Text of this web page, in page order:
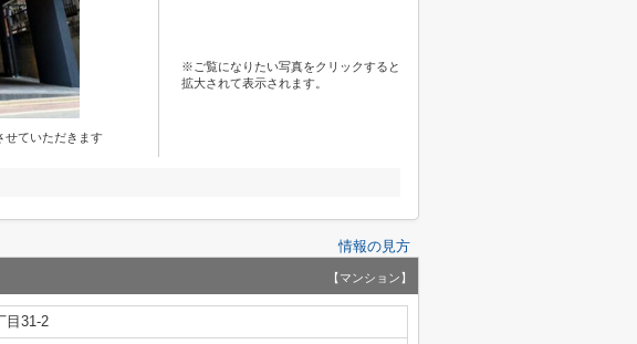
せていただきます
※ご覧になりたい写真をクリックすると
拡大されて表示されます。
情報の見方
【マンション】
目31-2